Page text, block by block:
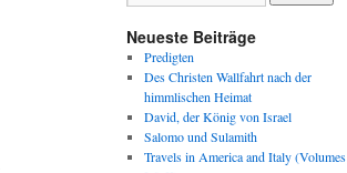
Neueste Beiträge
Predigten
Des Christen Wallfahrt nach der
himmlischen Heimat
David, der König von Israel
Salomo und Sulamith
Travels in America and Italy (Volumes